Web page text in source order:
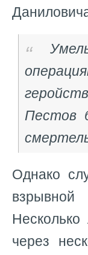
Пестов
Однако
взрывной
через